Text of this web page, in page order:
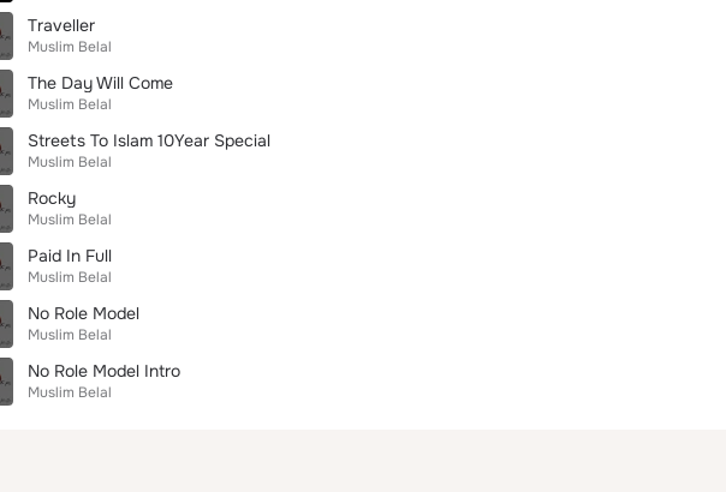
Traveller
Muslim Belal
The Day Will Come
Muslim Belal
Streets To Islam 10Year Special
Muslim Belal
Rocky
Muslim Belal
Paid In Full
Muslim Belal
No Role Model
Muslim Belal
No Role Model Intro
Muslim Belal